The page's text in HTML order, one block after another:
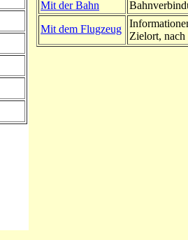
Mit der Bahn
Mit dem Flugzeug
Zielort, nach